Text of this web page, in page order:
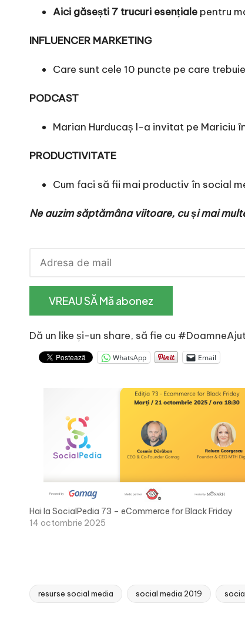
Aici găsești 7 trucuri esențiale pentru
INFLUENCER MARKETING
Care sunt cele 10 puncte pe care
PODCAST
Marian Hurducaș l-a invitat pe Mariciu
PRODUCTIVITATE
Cum faci să fii mai productiv în social
Ne auzim săptămâna viitoare, cu și mai
Dă un like și-un share, să fie cu
WhatsApp Email
Hai la SocialPedia 73 – eCommerce for Black Friday
14 octombrie 2025
Tags:
resurse social media social media 2019